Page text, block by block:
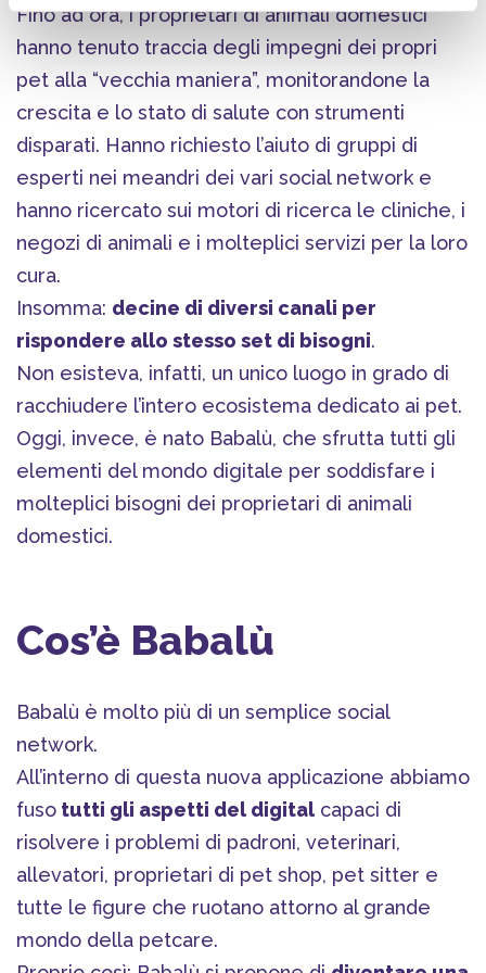
Fino ad ora, i proprietari di animali domestici
hanno tenuto traccia degli impegni dei propri
pet alla “vecchia maniera”, monitorandone la
crescita e lo stato di salute con strumenti
disparati. Hanno richiesto l’aiuto di gruppi di
esperti nei meandri dei vari social network e
hanno ricercato sui motori di ricerca le cliniche, i
negozi di animali e i molteplici servizi per la loro
cura.
Insomma: decine di diversi canali per
rispondere allo stesso set di bisogni.
Non esisteva, infatti, un unico luogo in grado di
racchiudere l’intero ecosistema dedicato ai pet.
Oggi, invece, è nato Babalù, che sfrutta tutti gli
elementi del mondo digitale per soddisfare i
molteplici bisogni dei proprietari di animali
domestici.
Cos’è Babalù
Babalù è molto più di un semplice social
network.
All’interno di questa nuova applicazione abbiamo
fuso tutti gli aspetti del digital capaci di
risolvere i problemi di padroni, veterinari,
allevatori, proprietari di pet shop, pet sitter e
tutte le figure che ruotano attorno al grande
mondo della petcare.